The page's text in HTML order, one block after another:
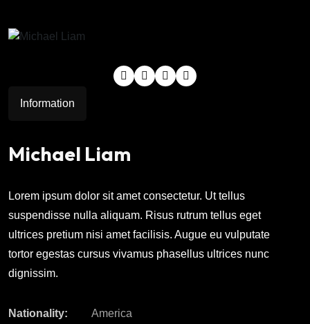
Information
Michael Liam
Lorem ipsum dolor sit amet consectetur. Ut tellus
suspendisse nulla aliquam. Risus rutrum tellus eget
ultrices pretium nisi amet facilisis. Augue eu vulputate
tortor egestas cursus vivamus phasellus ultrices nunc
dignissim.
Nationality: America